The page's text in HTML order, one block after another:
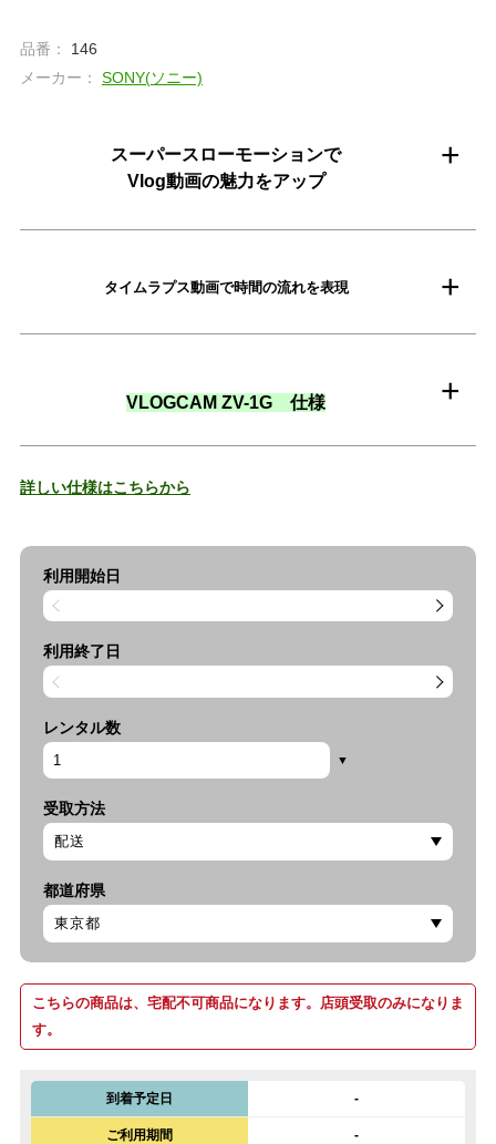
品番：
146
メーカー：
SONY(ソニー)
スーパースローモーションで
Vlog動画の魅力をアップ
タイムラプス動画で時間の流れを表現
VLOGCAM ZV-1G 仕様
詳しい仕様はこちらから
利用開始日
利用終了日
レンタル数
受取方法
都道府県
こちらの商品は、宅配不可商品になります。店頭受取のみになりま
す。
到着予定日 -
ご利用期間 -